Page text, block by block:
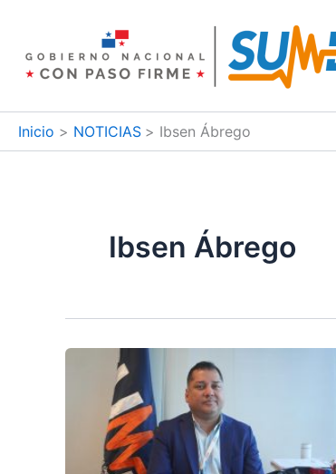
contenido
Inicio NOTICIAS Ibsen Ábrego
Ibsen Ábrego